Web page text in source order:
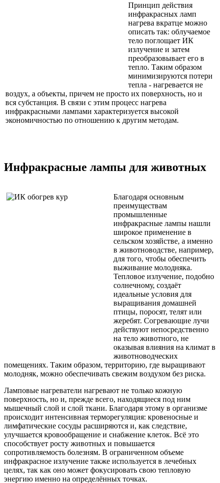
Принцип действия
инфракрасных ламп
нагрева вкратце можно
описать так: облучаемое
тело поглощает ИК
излучение и затем
преобразовывает его в
тепло. Таким образом
минимизируются потери
тепла - нагревается не
воздух, а объекты, причем не просто их поверхность, но и
вся субстанция. В связи с этим процесс нагрева
инфракрасными лампами характеризуется высокой
экономичностью по отношению к другим методам.
Инфракрасные лампы для животных
Благодаря основным
преимуществам
промышленные
инфракрасные лампы нашли
широкое применение в
сельском хозяйстве, а именно
в животноводстве, например,
для того, чтобы обеспечить
выживание молодняка.
Тепловое излучение, подобно
солнечному, создаёт
идеальные условия для
выращивания домашней
птицы, поросят, телят или
жеребят. Согревающие лучи
действуют непосредственно
на тело животного, не
оказывая влияния на климат в
животноводческих
помещениях. Таким образом, территорию, где выращивают
молодняк, можно обеспечивать свежим воздухом без риска.
Ламповые нагреватели нагревают не только кожную
поверхность, но и, прежде всего, находящиеся под ним
мышечный слой и слой ткани. Благодаря этому в организме
происходит интенсивная терморегуляция: кровеносные и
лимфатические сосуды расширяются и, как следствие,
улучшается кровообращение и снабжение клеток. Всё это
способствует росту животных и повышается
сопротивляемость болезням. В ограниченном объеме
инфракрасное излучение также используется в лечебных
целях, так как оно может фокусировать свою тепловую
энергию именно на определённых точках.